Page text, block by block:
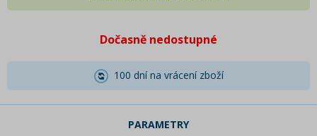
Dočasně nedostupné
100 dní na vrácení zboží
PARAMETRY